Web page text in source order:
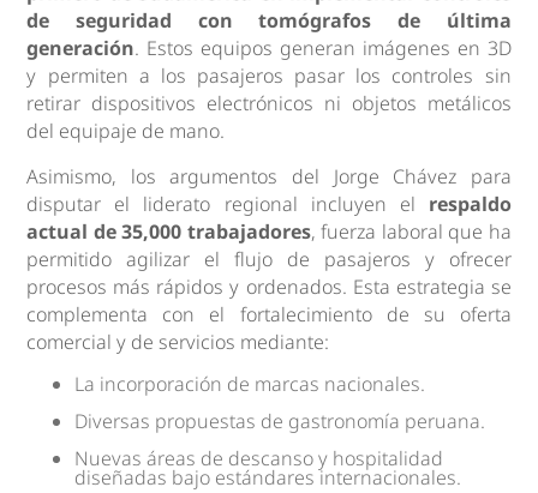
de seguridad con tomógrafos de última
generación. Estos equipos generan imágenes en 3D
y permiten a los pasajeros pasar los controles sin
retirar dispositivos electrónicos ni objetos metálicos
del equipaje de mano.
Asimismo, los argumentos del Jorge Chávez para
disputar el liderato regional incluyen el respaldo
actual de 35,000 trabajadores, fuerza laboral que ha
permitido agilizar el flujo de pasajeros y ofrecer
procesos más rápidos y ordenados. Esta estrategia se
complementa con el fortalecimiento de su oferta
comercial y de servicios mediante:
La incorporación de marcas nacionales.
Diversas propuestas de gastronomía peruana.
Nuevas áreas de descanso y hospitalidad
diseñadas bajo estándares internacionales.